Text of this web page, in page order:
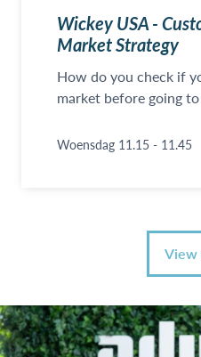
Wickey USA -
Market Strategy
How do you check if
market before going
Woensdag 11.15 - 11.45
View